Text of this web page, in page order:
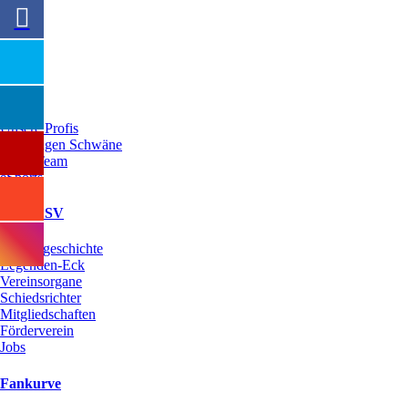
Ausrüster
Unsere Profis
Die Jungen Schwäne
Oldie Team
eSports
Mein FSV
Vereinsgeschichte
Legenden-Eck
Vereinsorgane
Schiedsrichter
Mitgliedschaften
Förderverein
Jobs
Fankurve